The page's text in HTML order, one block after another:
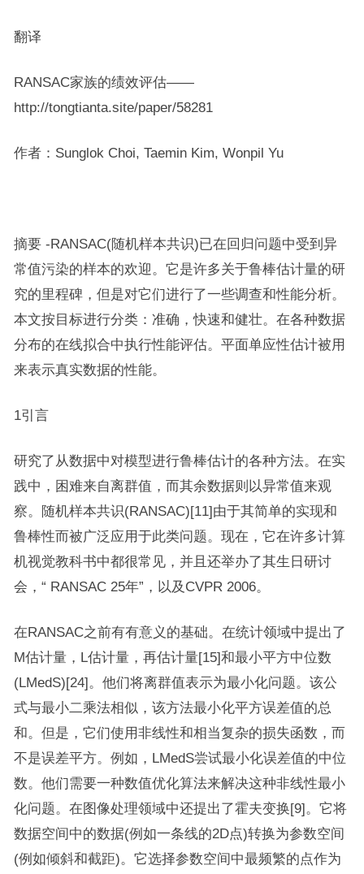
翻译
RANSAC家族的绩效评估——​ ​
http://tongtianta.site/paper/58281​​
作者：Sunglok Choi, Taemin Kim, Wonpil Yu
摘要 -RANSAC(随机样本共识)已在回归问题中受到异
常值污染的样本的欢迎。它是许多关于鲁棒估计量的研
究的里程碑，但是对它们进行了一些调查和性能分析。
本文按目标进行分类：准确，快速和健壮。在各种数据
分布的在线拟合中执行性能评估。平面单应性估计被用
来表示真实数据的性能。
1引言
研究了从数据中对模型进行鲁棒估计的各种方法。在实
践中，困难来自离群值，而其余数据则以异常值来观
察。随机样本共识(RANSAC)[11]由于其简单的实现和
鲁棒性而被广泛应用于此类问题。现在，它在许多计算
机视觉教科书中都很常见，并且还举办了其生日研讨
会，“ RANSAC 25年”，以及CVPR 2006。
在RANSAC之前有有意义的基础。在统计领域中提出了
M估计量，L估计量，再估计量[15]和最小平方中位数
(LMedS)[24]。他们将离群值表示为最小化问题。该公
式与最小二乘法相似，该方法最小化平方误差值的总
和。但是，它们使用非线性和相当复杂的损失函数，而
不是误差平方。例如，LMedS尝试最小化误差值的中位
数。他们需要一种数值优化算法来解决这种非线性最小
化问题。在图像处理领域中还提出了霍夫变换[9]。它将
数据空间中的数据(例如一条线的2D点)转换为参数空间
(例如倾斜和截距)。它选择参数空间中最频繁的点作为